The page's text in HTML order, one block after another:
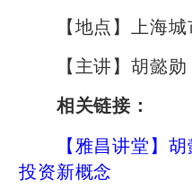
【地点】上海城
【主讲】胡懿勋
相关链接：
【雅昌讲堂】
投资新概念